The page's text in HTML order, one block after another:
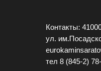
Контакты:
ул.
тел 8 (845-2)